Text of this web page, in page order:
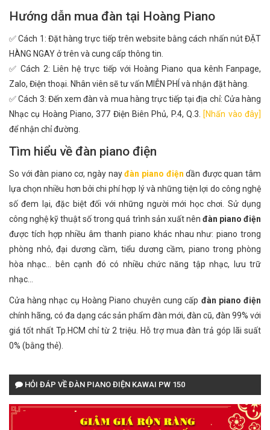
Hướng dẫn mua đàn tại Hoàng Piano
✅ Cách 1: Đặt hàng trực tiếp trên website bằng cách nhấn nút ĐẶT
HÀNG NGAY ở trên và cung cấp thông tin.
✅ Cách 2: Liên hệ trực tiếp với Hoàng Piano qua kênh Fanpage,
Zalo, Điện thoại. Nhân viên sẽ tư vấn MIỄN PHÍ và nhận đặt hàng.
✅ Cách 3: Đến xem đàn và mua hàng trực tiếp tại địa chỉ: Cửa hàng
Nhạc cụ Hoàng Piano, 377 Điện Biên Phủ, P.4, Q.3.
[Nhấn vào đây]
để nhận chỉ đường.
Tìm hiểu về đàn piano điện
So với đàn piano cơ, ngày nayđàn piano điện dần được quan tâm
lựa chọn nhiều hơn bởi chi phí hợp lý và những tiện lợi do công nghệ
số đem lại, đặc biệt đối với những người mới học chơi. Sử dụng
công nghệ kỹ thuật số trong quá trình sản xuất nên đàn piano điện
được tích hợp nhiều âm thanh piano khác nhau như: piano trong
phòng nhỏ, đại dương cầm, tiểu dương cầm, piano trong phòng
hòa nhạc... bên cạnh đó có nhiều chức năng tập nhạc, lưu trữ
nhạc...
Cửa hàng nhạc cụ Hoàng Piano chuyên cung cấp đàn piano điện
chính hãng, có đa dạng các sản phẩm đàn mới, đàn cũ, đàn 99% với
giá tốt nhất Tp.HCM chỉ từ 2 triệu. Hỗ trợ mua đàn trả góp lãi suất
0% (bằng thẻ).
HỎI ĐÁP VỀ ĐÀN PIANO ĐIỆN KAWAI PW 150